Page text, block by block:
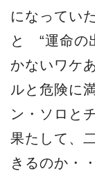
になってい
と “運命の
かないワケ
ルと危険に
ン・ソロ
果たして、
きるのか・